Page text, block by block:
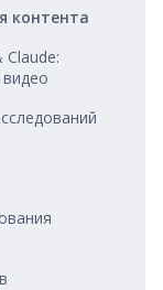
контента
Claude: